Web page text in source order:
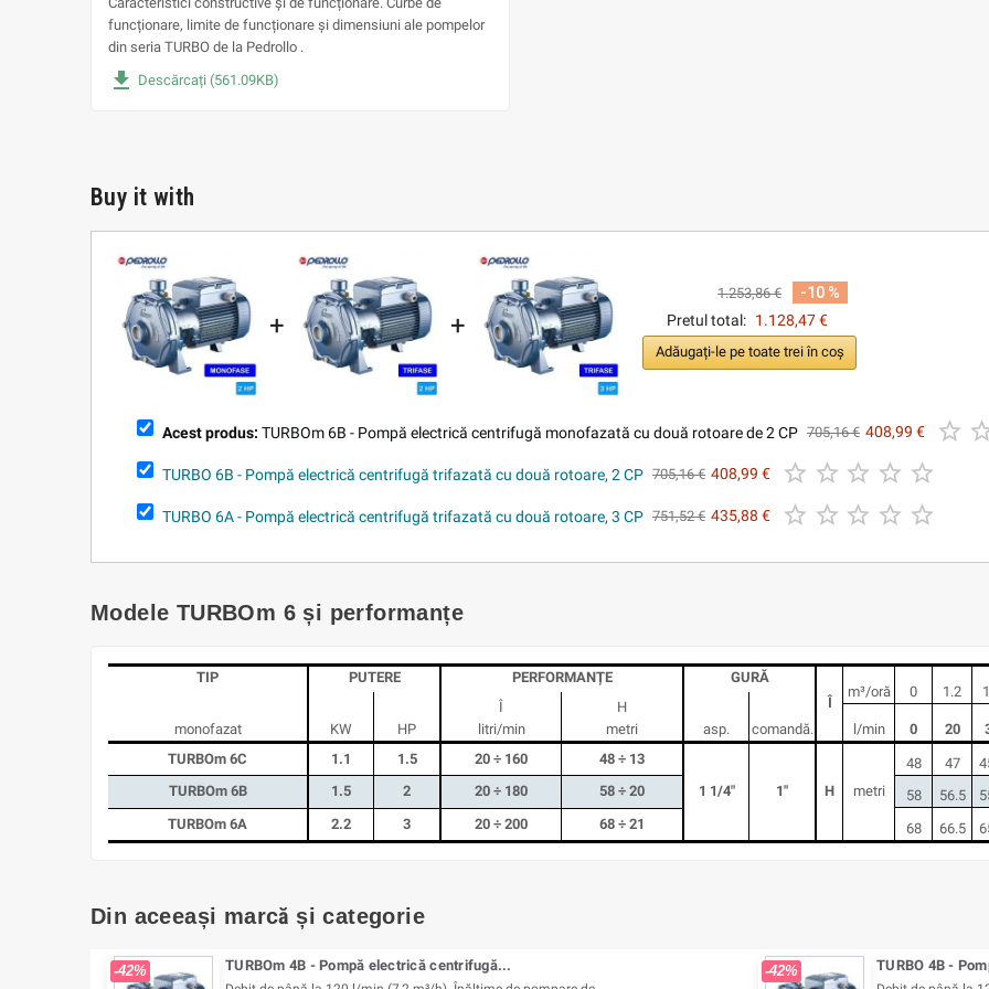
funcționare, limite de funcționare și dimensiuni ale pompelor
din seria TURBO de la Pedrollo .
file_download Descărcați (561.09KB)
Buy it with
+ +
1.253,86 €
-10 %
Pretul total: 1.128,47 €
Adăugați-le pe toate trei în coș
Acest produs: TURBOm 6B - Pompă electrică centrifugă monofazată cu două rotoare de 2 CP 705,16 € 408,99 € 
TURBO 6B - Pompă electrică centrifugă trifazată cu două rotoare, 2 CP 705,16 € 408,99 €     
TURBO 6A - Pompă electrică centrifugă trifazată cu două rotoare, 3 CP 751,52 € 435,88 €     
Modele TURBOm 6 și performanțe
TIP
monofazat
TURBOm 6C
TURBOm 6B
TURBOm 6A
PUTERE
KW
HP
1.1
1.5
1.5
2
2.2
3
PERFORMANȚE
Î
litri/min
H
metri
20 ÷ 160
48 ÷ 13
20 ÷ 180
58 ÷ 20
20 ÷ 200
68 ÷ 21
GURĂ
asp. comandă.
1 1/4" 1"
Î
m³/oră 0 1.2
l/min 0 20
H metri
48 47
58
56.5
68
66.5
Din aceeași marcă și categorie
-42% TURBOm 4B - Pompă electrică centrifugă... -42% TURBO 4B -